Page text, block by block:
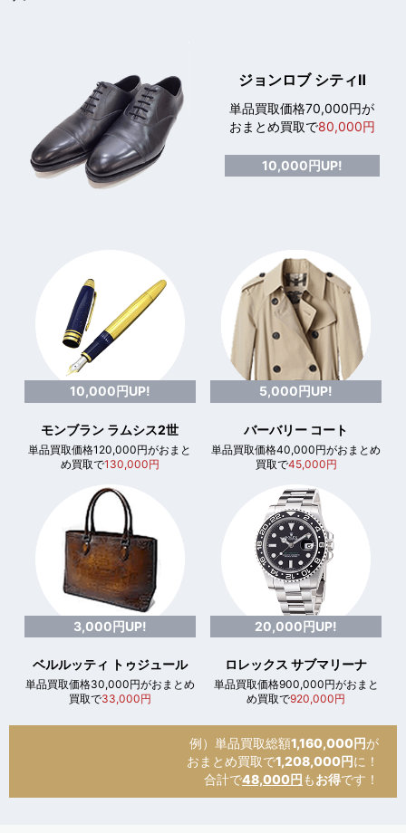
ジョンロブ シティⅡ
単品買取価格70,000円が
おまとめ買取で80,000円
10,000円UP!
10,000円UP!
モンブラン ラムシス2世
単品買取価格120,000円がおまと
め買取で130,000円
5,000円UP!
バーバリー コート
単品買取価格40,000円がおまとめ
買取で45,000円
3,000円UP!
ベルルッティ トゥジュール
単品買取価格30,000円がおまとめ
買取で33,000円
20,000円UP!
ロレックス サブマリーナ
単品買取価格900,000円がおまと
め買取で920,000円
例）単品買取総額1,160,000円が
おまとめ買取で1,208,000円に！
合計で48,000円 もお得です！